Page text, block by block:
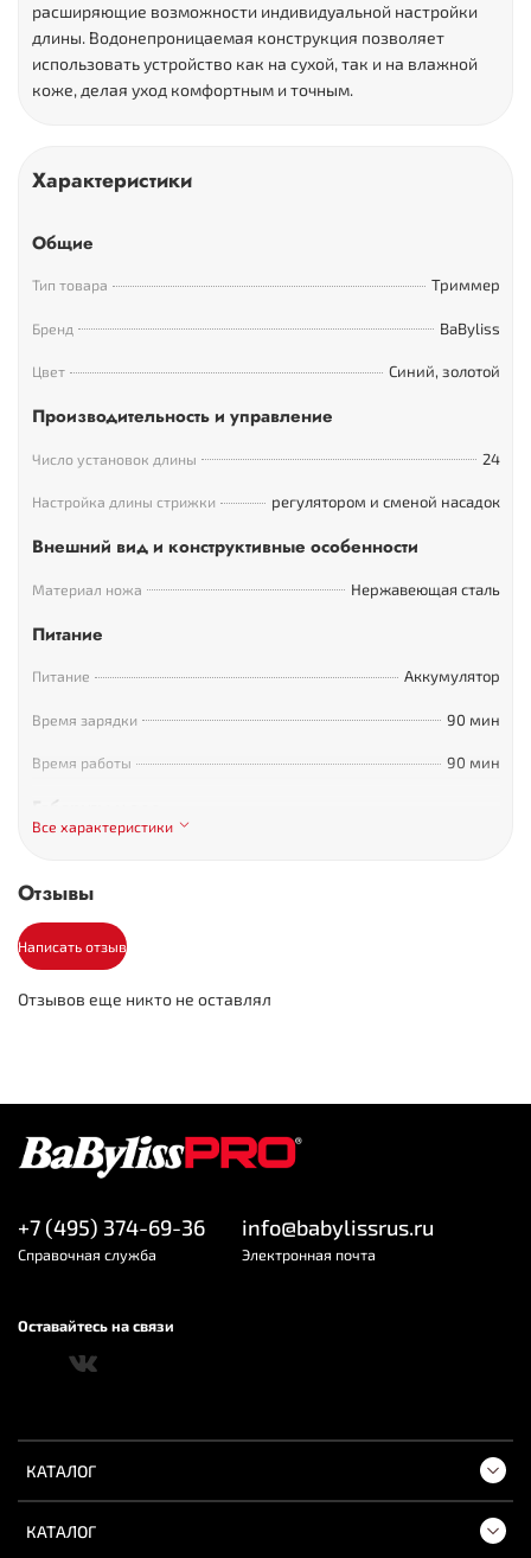
расширяющие возможности индивидуальной настройки
длины. Водонепроницаемая конструкция позволяет
использовать устройство как на сухой, так и на влажной
коже, делая уход комфортным и точным.
Характеристики
Общие
Тип товара Триммер
Бренд BaByliss
Цвет Синий, золотой
Производительность и управление
Число установок длины 24
Настройка длины стрижки регулятором и сменой насадок
Внешний вид и конструктивные особенности
Материал ножа Нержавеющая сталь
Питание
Питание Аккумулятор
Время зарядки 90 мин
Время работы 90 мин
Комплектация
Количество насадок
Все характеристики
Отзывы
Написать отзыв
Отзывов еще никто не оставлял
КАТАЛОГ
КАТАЛОГ
+7 (495) 374-69-36
Cправочная служба
info@babylissrus.ru
Электронная почта
Оставайтесь на связи